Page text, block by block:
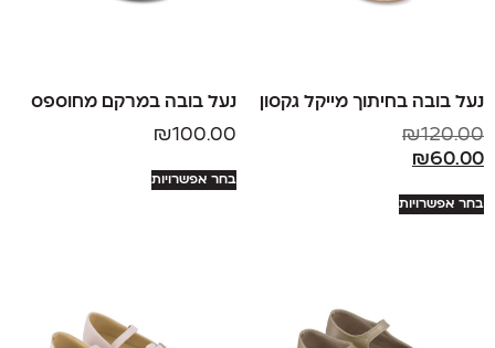
נעל בובה בחיתוך מייקל גקסון
₪120.00
₪60.00
בחר אפשרויות
נעל בובה במרקם מחוספס
₪100.00
בחר אפשרויות